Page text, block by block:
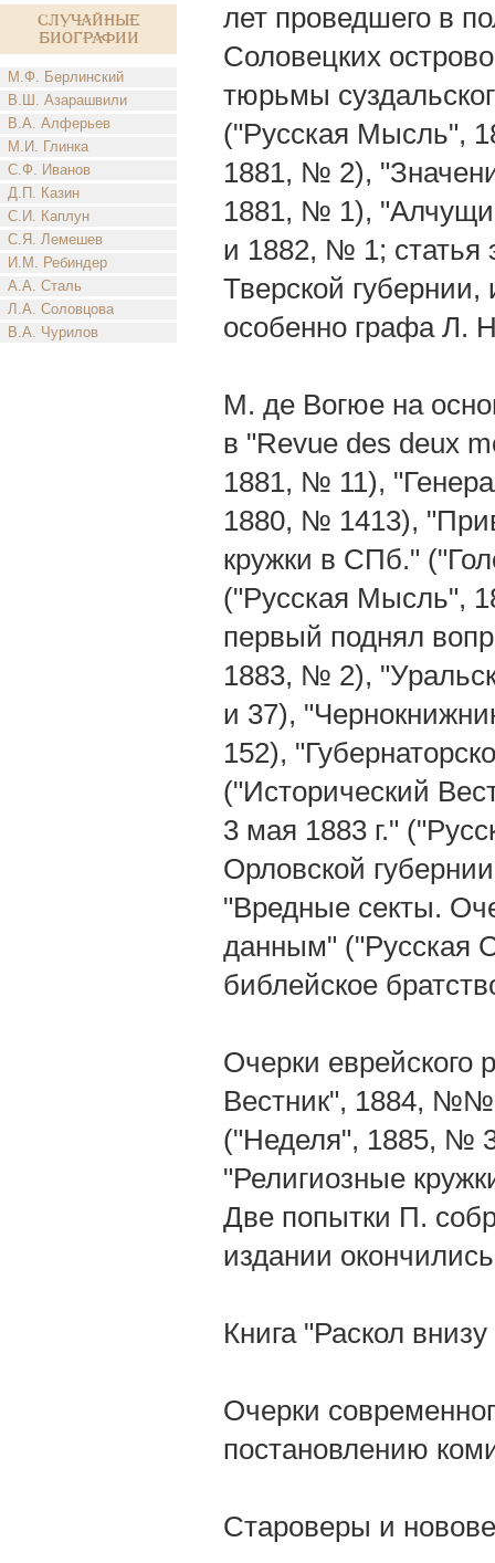
Случайные
биографии
М.Ф. Берлинский
В.Ш. Азарашвили
В.А. Алферьев
М.И. Глинка
С.Ф. Иванов
Д.П. Казин
С.И. Каплун
С.Я. Лемешев
И.М. Ребиндер
А.А. Сталь
Л.А. Соловцова
В.А. Чурилов
лет проведшего в
Соловецких
тюрьмы
("Русская Мысль",
1881, № 2),
1881, № 1),
и 1882, № 1; статья
Тверской
особенно графа Л.
М. де Вогюе на
в "Revue des deux
1881, № 11),
1880, № 1413),
кружки в СПб."
("Русская Мысль",
первый поднял
1883, № 2),
и 37),
152),
("Исторический
3 мая 1883 г."
Орловской
"Вредные секты.
данным" ("Русская
библейское
Очерки еврейского
Вестник", 1884, №№
("Неделя", 1885, №
"Религиозные
Две попытки П.
издании
Книга "Раскол
Очерки
постановлению
Староверы и